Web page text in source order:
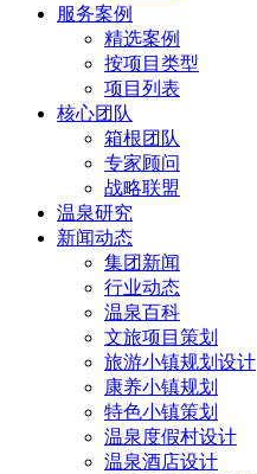
服务案例
精选案例
按项目类型
项目列表
核心团队
箱根团队
专家顾问
战略联盟
温泉研究
新闻动态
集团新闻
行业动态
温泉百科
文旅项目策划
旅游小镇规划设计
康养小镇规划
特色小镇策划
温泉度假村设计
温泉酒店设计